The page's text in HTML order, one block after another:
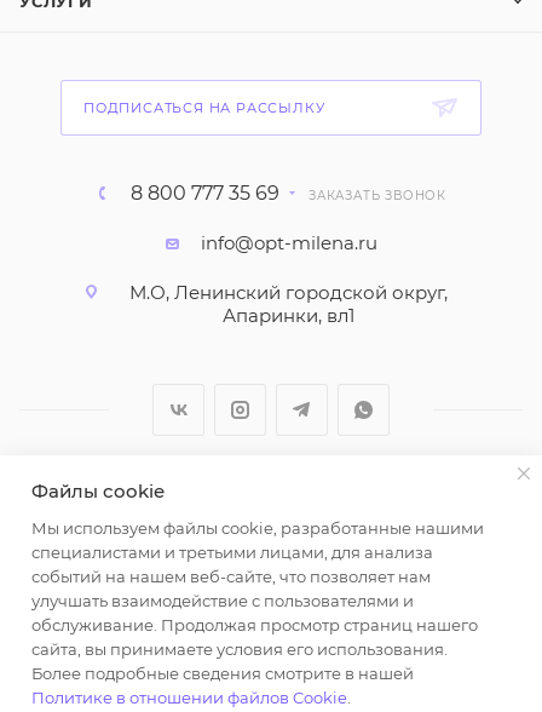
ПОДПИСАТЬСЯ НА РАССЫЛКУ
8 800 777 35 69 ЗАКАЗАТЬ ЗВОНОК
info@opt-milena.ru
М.О, Ленинский городской округ,
Апаринки, вл1
2026 © ООО "Вайт Текстиль групп"
Любая информация на сайте носит справочный
характер и не является публичной офертой
определяемой положениями пункта 2 статьи 437
Гражданского кодекса Российской Федерации.
Использование любых материалов, опубликованных
на https://opt-milena.ru, допустимо только при
наличии письменного разрешения редакции и
Файлы cookie
Мы используем файлы cookie, разработанные нашими
специалистами и третьими лицами, для анализа
событий на нашем веб-сайте, что позволяет нам
улучшать взаимодействие с пользователями и
обслуживание. Продолжая просмотр страниц нашего
сайта, вы принимаете условия его использования.
Более подробные сведения смотрите в нашей
Политике в отношении файлов Cookie